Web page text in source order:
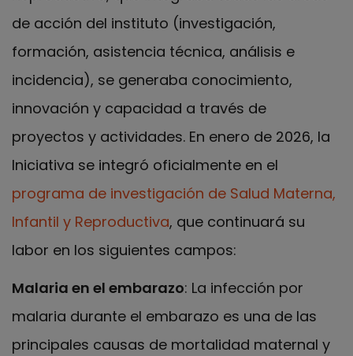
de acción del instituto (investigación,
formación, asistencia técnica, análisis e
incidencia), se generaba conocimiento,
innovación y capacidad a través de
proyectos y actividades. En enero de 2026, la
Iniciativa se integró oficialmente en el
programa de investigación de Salud Materna,
Infantil y Reproductiva, que continuará su
labor en los siguientes campos:
Malaria en el embarazo: La infección por
malaria durante el embarazo es una de las
principales causas de mortalidad maternal y